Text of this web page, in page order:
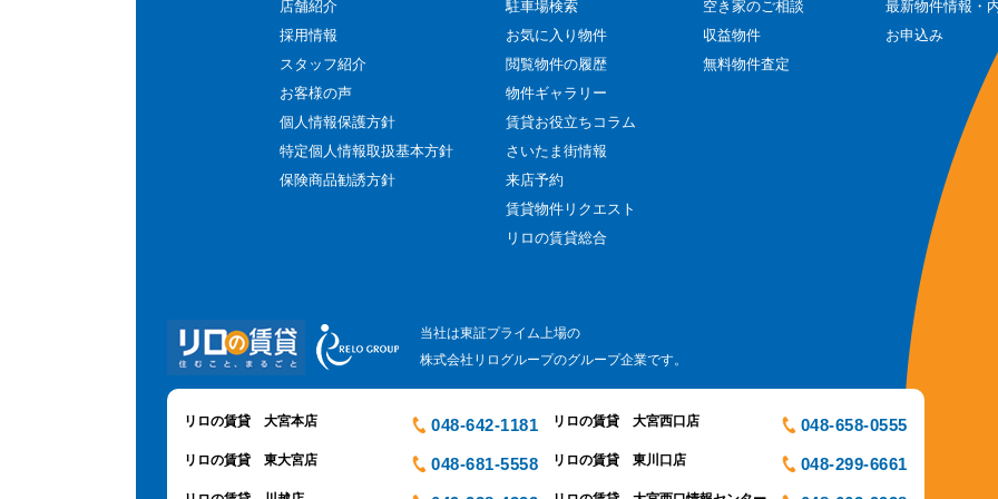
店舗紹介
採用情報
スタッフ紹介
お客様の声
個人情報保護方針
特定個人情報取扱基本方針
保険商品勧誘方針
駐車場検索
お気に入り物件
閲覧物件の履歴
物件ギャラリー
賃貸お役立ちコラム
さいたま街情報
来店予約
賃貸物件リクエスト
リロの賃貸総合
空き家のご相談
収益物件
無料物件査定
最新物件情報・
お申込み
当社は東証プライム上場の
株式会社リログループのグループ企業です。
リロの賃貸 大宮本店 048-642-1181 リロの賃貸 大宮西口店 048-658-0555
リロの賃貸 東大宮店 048-681-5558 リロの賃貸 東川口店 048-299-6661